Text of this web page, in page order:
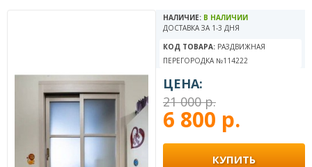
НАЛИЧИЕ: В НАЛИЧИИ
ДОСТАВКА ЗА 1-3 ДНЯ
КОД ТОВАРА: РАЗДВИЖНАЯ
ПЕРЕГОРОДКА №114222
ЦЕНА:
21 000 р.
6 800 р.
КУПИТЬ